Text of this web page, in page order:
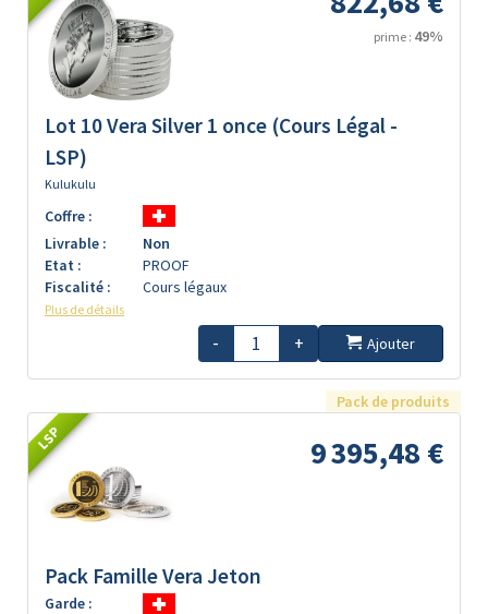
prime : 49%
Lot 10 Vera Silver 1 once (Cours Légal -
LSP)
Kulukulu
Coffre :
Livrable :
Non
Etat :
PROOF
Fiscalité :
Cours légaux
Plus de détails
- + Ajouter
Pack de produits
LSP 9 395,48 €
Pack Famille Vera Jeton
Garde :